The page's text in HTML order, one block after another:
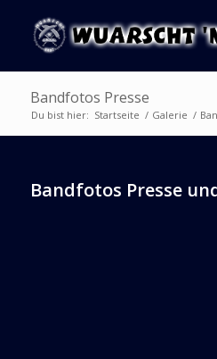
Bandfotos Presse
Du bist hier: Startseite / Galerie /
Bandfotos Presse